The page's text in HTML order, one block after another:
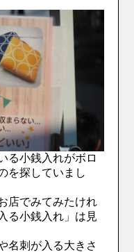
る小銭入れがボロ
を探していまし
店でみてみたけれ
る小銭入れ」は見
名刺が入る大きさ